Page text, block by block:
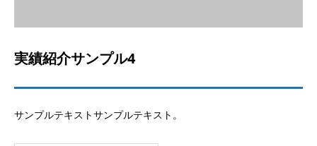
実績紹介サンプル4
サンプルテキストサンプルテキスト。